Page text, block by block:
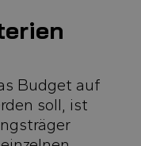
Budget auf
soll, ist